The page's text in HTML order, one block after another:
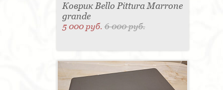
Коврик Bello Pittura Marrone
grande
5 000 руб.6 000 руб.